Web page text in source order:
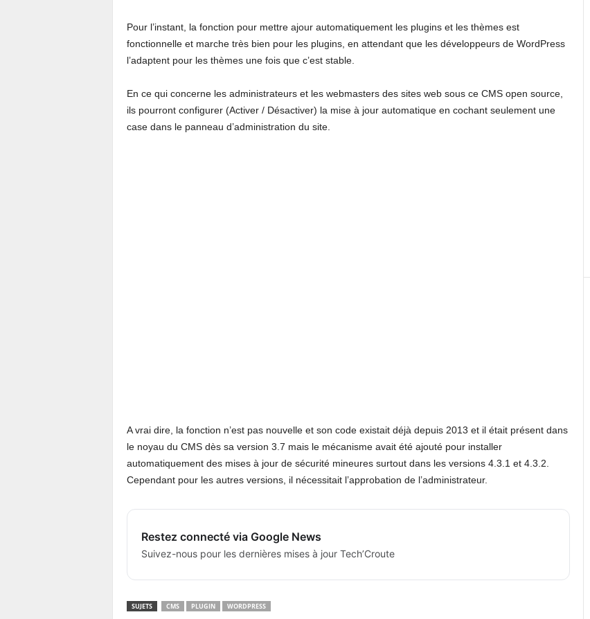
Pour l’instant, la fonction pour mettre ajour automatiquement les plugins et les thèmes est
fonctionnelle et marche très bien pour les plugins, en attendant que les développeurs de WordPress
l’adaptent pour les thèmes une fois que c’est stable.
En ce qui concerne les administrateurs et les webmasters des sites web sous ce CMS open source,
ils pourront configurer (Activer / Désactiver) la mise à jour automatique en cochant seulement une
case dans le panneau d’administration du site.
A vrai dire, la fonction n’est pas nouvelle et son code existait déjà depuis 2013 et il était présent dans
le noyau du CMS dès sa version 3.7 mais le mécanisme avait été ajouté pour installer
automatiquement des mises à jour de sécurité mineures surtout dans les versions 4.3.1 et 4.3.2.
Cependant pour les autres versions, il nécessitait l’approbation de l’administrateur.
Restez connecté via Google News
Suivez-nous pour les dernières mises à jour Tech’Croute
SUJETS CMS PLUGIN WORDPRESS